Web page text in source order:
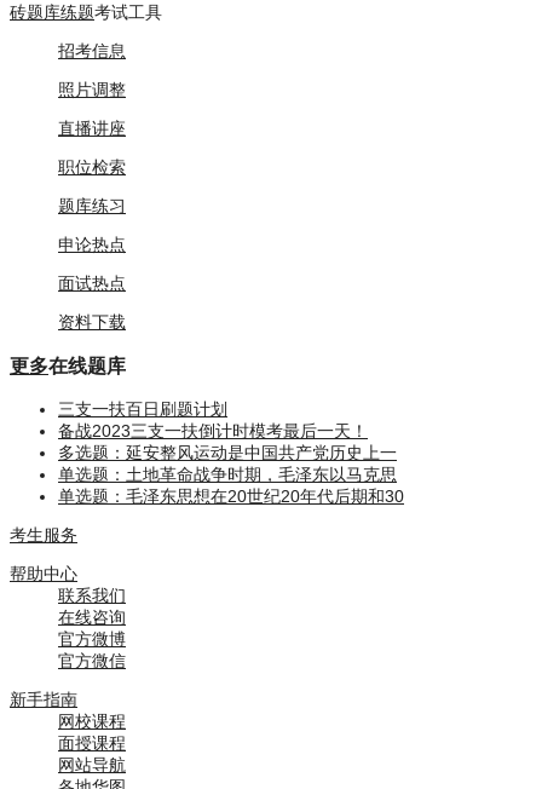
砖题库练题考试工具
招考信息
照片调整
直播讲座
职位检索
题库练习
申论热点
面试热点
资料下载
更多在线题库
三支一扶百日刷题计划
备战2023三支一扶倒计时模考最后一天！
多选题：延安整风运动是中国共产党历史上一
单选题：土地革命战争时期，毛泽东以马克思
单选题：毛泽东思想在20世纪20年代后期和30
考生服务
帮助中心
联系我们
在线咨询
官方微博
官方微信
新手指南
网校课程
面授课程
网站导航